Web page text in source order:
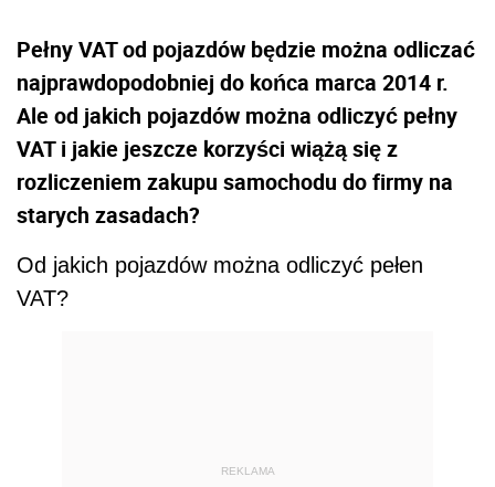
Pełny VAT od pojazdów będzie można odliczać
najprawdopodobniej do końca marca 2014 r.
Ale od jakich pojazdów można odliczyć pełny
VAT i jakie jeszcze korzyści wiążą się z
rozliczeniem zakupu samochodu do firmy na
starych zasadach?
Od jakich pojazdów można odliczyć pełen
VAT?
REKLAMA